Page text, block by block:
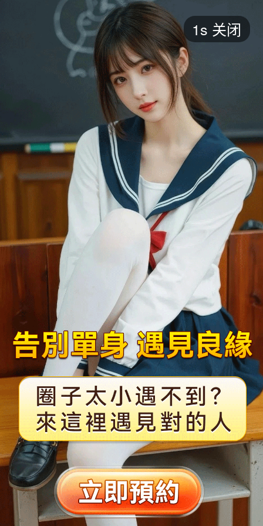
短剧
最热 添加 评分
都市 甜宠 逆袭 玄幻
2025 2024 2023 2022
全部 大陆 香港 台湾 美国 韩国 日本
1s 关闭